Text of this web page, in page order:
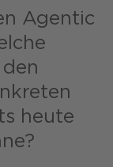
Agentic
heute